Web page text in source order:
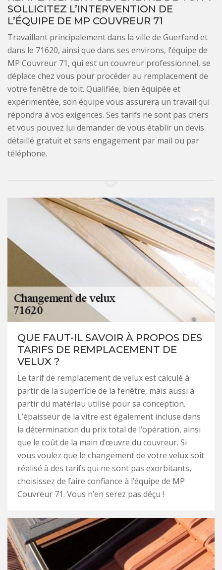
SOLLICITEZ L’INTERVENTION DE
L’ÉQUIPE DE MP COUVREUR 71
Travaillant principalement dans la ville de Guerfand et
dans le 71620, ainsi que dans ses environs, l’équipe de
MP Couvreur 71, qui est un couvreur professionnel, se
déplace chez vous pour procéder au remplacement de
votre fenêtre de toit. Qualifiée, bien équipée et
expérimentée, son équipe vous assurera un travail qui
répondra à vos exigences. Ses tarifs ne sont pas chers
et vous pouvez lui demander de vous établir un devis
détaillé gratuit et sans engagement par mail ou par
téléphone.
QUE FAUT-IL SAVOIR À PROPOS DES
TARIFS DE REMPLACEMENT DE
VELUX ?
Le tarif de remplacement de velux est calculé à
partir de la superficie de la fenêtre, mais aussi à
partir du matériau utilisé pour sa conception.
L’épaisseur de la vitre est également incluse dans
la détermination du prix total de l’opération, ainsi
que le coût de la main d’œuvre du couvreur. Si
vous voulez que le changement de votre velux soit
réalisé à des tarifs qui ne sont pas exorbitants,
choisissez de faire confiance à l’équipe de MP
Couvreur 71. Vous n’en serez pas déçu !